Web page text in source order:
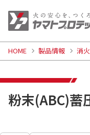
粉末(ABC)
HOME 製品情報 消